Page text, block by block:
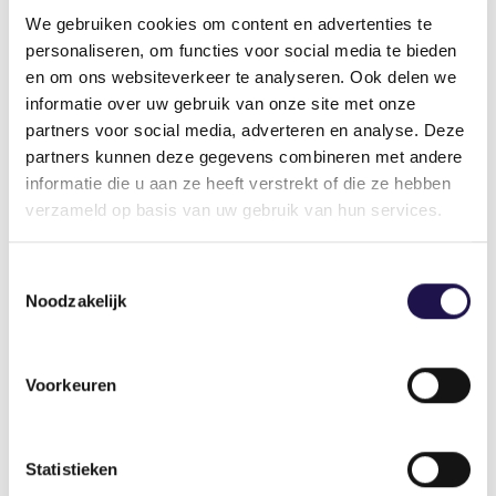
We gebruiken cookies om content en advertenties te
personaliseren, om functies voor social media te bieden
en om ons websiteverkeer te analyseren. Ook delen we
informatie over uw gebruik van onze site met onze
partners voor social media, adverteren en analyse. Deze
partners kunnen deze gegevens combineren met andere
informatie die u aan ze heeft verstrekt of die ze hebben
verzameld op basis van uw gebruik van hun services.
Noodzakelijk
Voorkeuren
Statistieken
Waardevolle flexibiliteit: flexibiliteit is geen
probleem, maar een oplossing – mits we het
goed regelen. Flexwerkers en werkenden met
een vast contract verdienen vergelijkbare
rechten en zekerheden. Daarom zetten wij ons
in voor een contractneutraal stelsel.
Waardige arbeidsmigratie
fatsoenlijke huisvesting en goede toegang tot
zorg, én op erkenning en waardering voor de
commissie-Roemer. Daarbij maken we ons
specifiek hard voor een steviger en effectievere
Waar arbeidsmigranten toch buiten de boot